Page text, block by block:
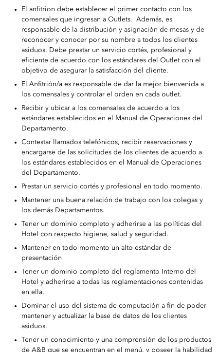
El anfitrion debe establecer el primer contacto con los
comensales que ingresan a Outlets. Además, es
responsable de la distribución y asignación de mesas y de
reconocer y conocer por su nombre a todos los clientes
asiduos. Debe prestar un servicio cortés, profesional y
eficiente de acuerdo con los estándares del Outlet con el
objetivo de asegurar la satisfacción del cliente.
El Anfitrión/a es responsable de dar la mejor bienvenida a
los comensales y controlar el orden en cada outlet.
Recibir y ubicar a los comensales de acuerdo a los
estándares establecidos en el Manual de Operaciones del
Departamento.
Contestar llamados telefónicos, recibir reservaciones y
encargarse de las solicitudes de los clientes de acuerdo a
los estándares establecidos en el Manual de Operaciones
del Departamento.
Prestar un servicio cortés y profesional en todo momento.
Mantener una buena relación de trabajo con los colegas y
los demás Departamentos.
Tener un dominio completo y adherirse a las políticas del
Hotel con respecto higiene, salud y seguridad.
Mantener en todo momento un alto estándar de
presentación
Tener un dominio completo del reglamento Interno del
Hotel y adherirse a todas las reglamentaciones contenidas
en ella.
Dominar el uso del sistema de computación a fin de poder
mantener y actualizar la base de datos de los clientes
asiduos.
Tener un conocimiento y una comprensión de los productos
de A&B que se encuentran en el menú, y poseer la habilidad